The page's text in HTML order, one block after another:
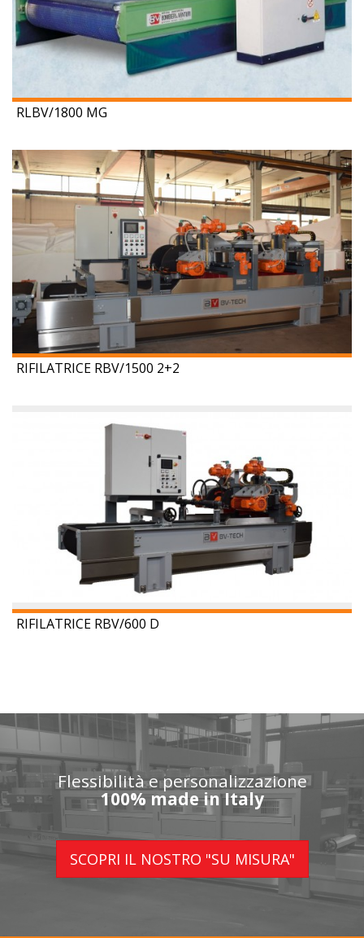
RLBV/1800 MG
RIFILATRICE RBV/1500 2+2
RIFILATRICE RBV/600 D
Flessibilità e personalizzazione
100% made in Italy
SCOPRI IL NOSTRO "SU MISURA"